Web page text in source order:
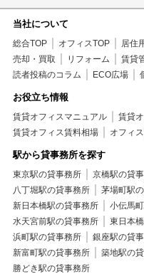
当社について
総合TOP オフィスTOP 居住
売却・買取
リフォーム 賃貸
読者投稿のコラム
ECO広場
お役立ち情報
賃貸オフィスマニュアル
賃貸
賃貸オフィス賃料相場
オフィ
駅から貸事務所を探す
東京駅の貸事務所 京橋駅の貸
八丁堀駅の貸事務所
茅場町駅
新日本橋駅の貸事務所
小伝馬
水天宮前駅の貸事務所
東日本
浜町駅の貸事務所
銀座駅の貸
新富町駅の貸事務所
築地駅の
勝どき駅の貸事務所